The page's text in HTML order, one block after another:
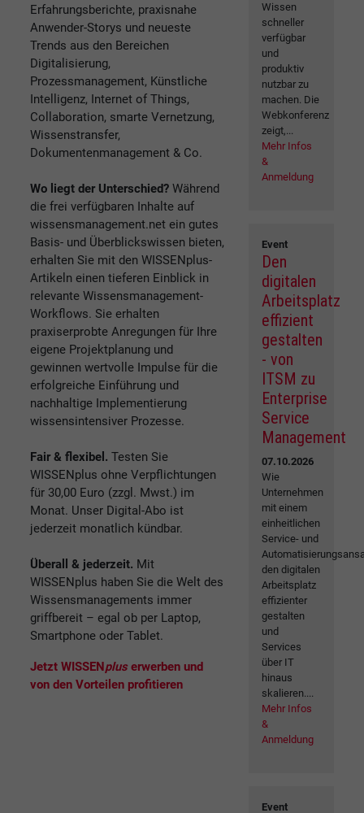
Erfahrungsberichte, praxisnahe
Anwender-Storys und neueste
Trends aus den Bereichen
Digitalisierung,
Prozessmanagement, Künstliche
Intelligenz, Internet of Things,
Collaboration, smarte Vernetzung,
Wissenstransfer,
Dokumentenmanagement & Co.
Wo liegt der Unterschied? Während
die frei verfügbaren Inhalte auf
wissensmanagement.net ein gutes
Basis- und Überblickswissen bieten,
erhalten Sie mit den WISSENplus-
Artikeln einen tieferen Einblick in
relevante Wissensmanagement-
Workflows. Sie erhalten
praxiserprobte Anregungen für Ihre
eigene Projektplanung und
gewinnen wertvolle Impulse für die
erfolgreiche Einführung und
nachhaltige Implementierung
wissensintensiver Prozesse.
Fair & flexibel. Testen Sie
WISSENplus ohne Verpflichtungen
für 30,00 Euro (zzgl. Mwst.) im
Monat. Unser Digital-Abo ist
jederzeit monatlich kündbar.
Überall & jederzeit. Mit
WISSENplus haben Sie die Welt des
Wissensmanagements immer
griffbereit – egal ob per Laptop,
Smartphone oder Tablet.
Jetzt WISSENplus erwerben und
von den Vorteilen profitieren
Wissen
schneller
verfügbar
und
produktiv
nutzbar zu
machen. Die
Webkonferenz
zeigt,...
Mehr Infos
&
Anmeldung
Event
Den
digitalen
Arbeitsplatz
effizient
gestalten
- von
ITSM zu
Enterprise
Service
Management
07.10.2026
Wie
Unternehmen
mit einem
einheitlichen
Service- und
den digitalen
Arbeitsplatz
effizienter
gestalten
und
Services
über IT
hinaus
skalieren....
Mehr Infos
&
Anmeldung
Event